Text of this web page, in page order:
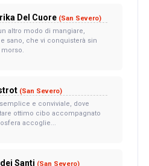
Del Cuore (San Severo)
altro modo di mangiare,
sano, che vi conquisterà sin
(San Severo)
e conviviale, dove
ottimo cibo accompagnato
accoglie...
Santi (San Severo)